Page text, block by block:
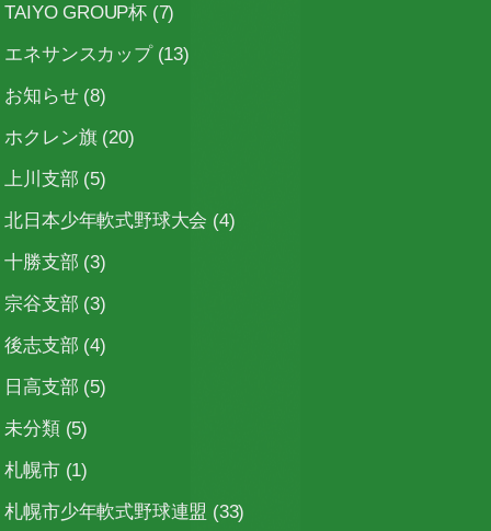
TAIYO GROUP杯 (7)
エネサンスカップ(13)
お知らせ(8)
ホクレン旗(20)
上川支部 (5)
北日本少年軟式野球大会 (4)
十勝支部 (3)
宗谷支部 (3)
後志支部 (4)
日高支部 (5)
未分類(5)
札幌市(1)
札幌市少年軟式野球連盟 (33)